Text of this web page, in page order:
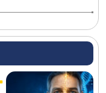
سهم ایران از «ابر
خشکسالی
بالا می‌برد